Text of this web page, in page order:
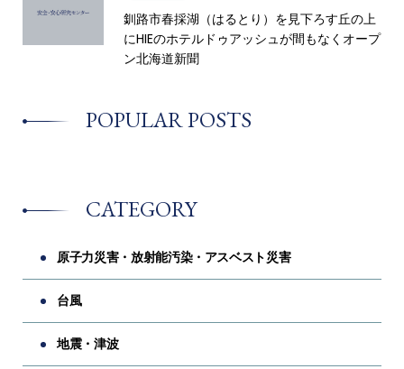
釧路市春採湖（はるとり）を見下ろす丘の上
にHIEのホテルドゥアッシュが間もなくオープ
ン北海道新聞
POPULAR POSTS
CATEGORY
原子力災害・放射能汚染・アスベスト災害
台風
地震・津波